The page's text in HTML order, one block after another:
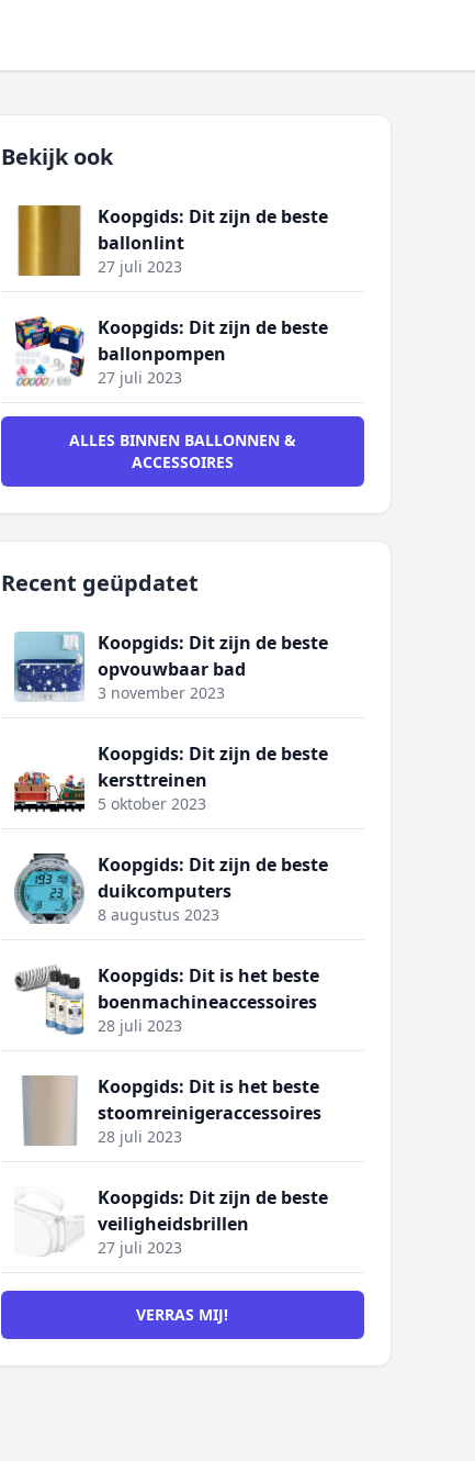
Bekijk ook
Koopgids: Dit zijn de beste
ballonlint
27 juli 2023
Koopgids: Dit zijn de beste
ballonpompen
27 juli 2023
ALLES BINNEN BALLONNEN &
ACCESSOIRES
Recent geüpdatet
Koopgids: Dit zijn de beste
opvouwbaar bad
3 november 2023
Koopgids: Dit zijn de beste
kersttreinen
5 oktober 2023
Koopgids: Dit zijn de beste
duikcomputers
8 augustus 2023
Koopgids: Dit is het beste
boenmachineaccessoires
28 juli 2023
Koopgids: Dit is het beste
stoomreinigeraccessoires
28 juli 2023
Koopgids: Dit zijn de beste
veiligheidsbrillen
27 juli 2023
VERRAS MIJ!